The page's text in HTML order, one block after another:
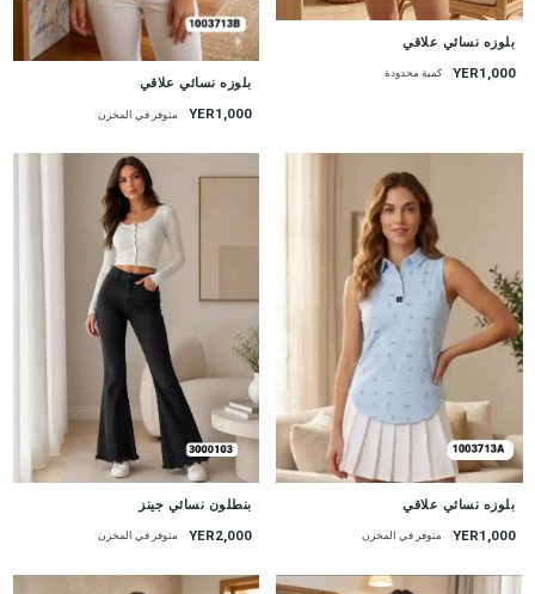
بلوزه نسائي علاقي
YER1,000 كمية محدودة جديد
بلوزه نسائي علاقي
YER1,000 متوفر في المخزن
بلوزه نسائي علاقي
YER1,000 متوفر في المخزن
بنطلون نسائي جينز
YER2,000 متوفر في المخزن